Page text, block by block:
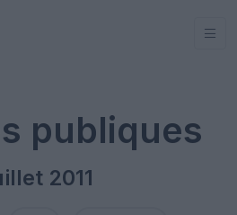
publiques
2011